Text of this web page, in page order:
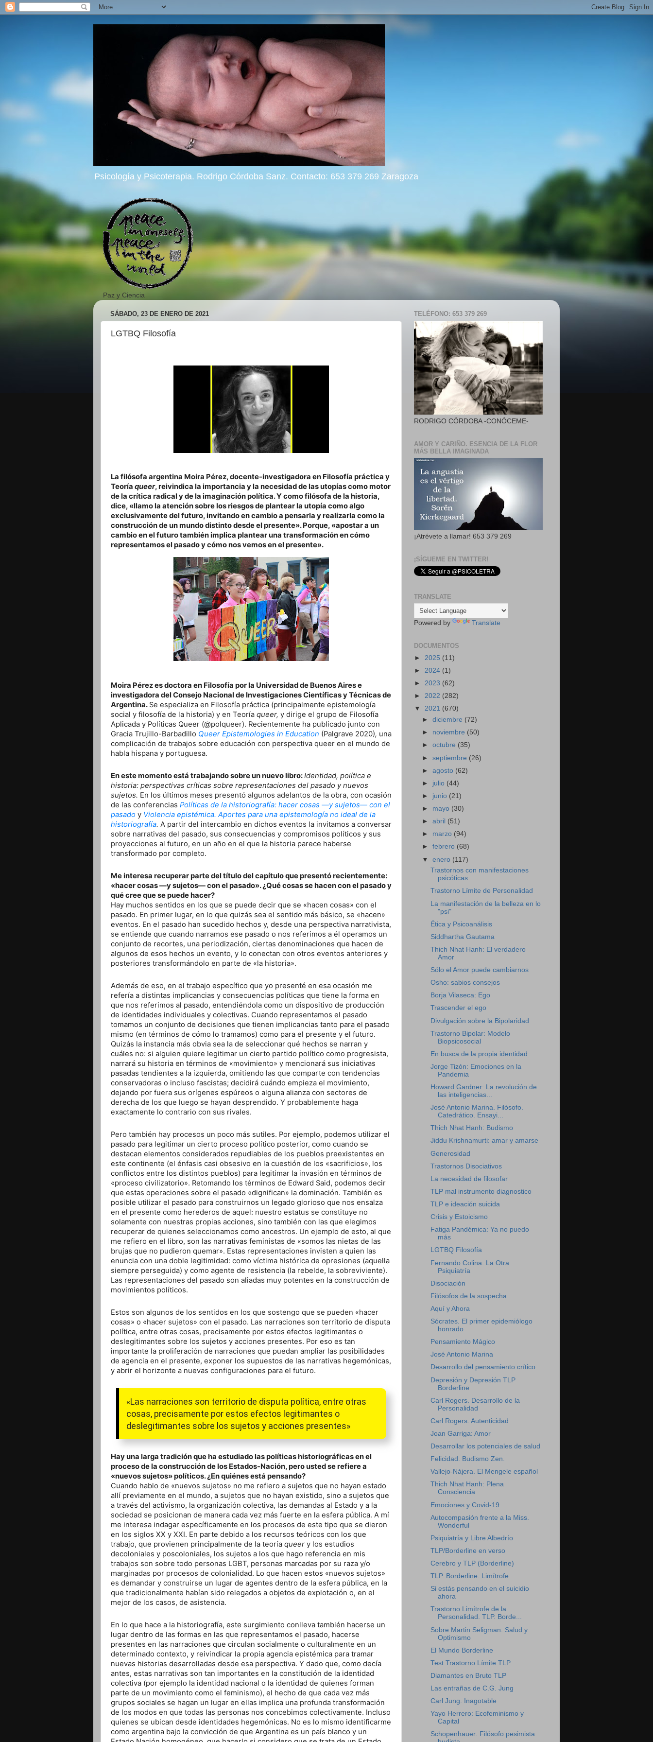
Psicología y Psicoterapia. Rodrigo Córdoba Sanz. Contacto: 653 379 269 Zaragoza
Paz y Ciencia
SÁBADO, 23 DE ENERO DE 2021
LGTBQ Filosofía
La filósofa argentina Moira Pérez, docente-investigadora en Filosofía práctica y
Teoría queer, reivindica la importancia y la necesidad de las utopías como motor
de la crítica radical y de la imaginación política. Y como filósofa de la historia,
dice, «llamo la atención sobre los riesgos de plantear la utopía como algo
exclusivamente del futuro, invitando en cambio a pensarla y realizarla como la
construcción de un mundo distinto desde el presente». Porque, «apostar a un
cambio en el futuro también implica plantear una transformación en cómo
representamos el pasado y cómo nos vemos en el presente».
Moira Pérez es doctora en Filosofía por la Universidad de Buenos Aires e
investigadora del Consejo Nacional de Investigaciones Científicas y Técnicas de
Argentina. Se especializa en Filosofía práctica (principalmente epistemología
social y filosofía de la historia) y en Teoría queer, y dirige el grupo de Filosofía
Aplicada y Políticas Queer (@polqueer). Recientemente ha publicado junto con
Gracia Trujillo-Barbadillo Queer Epistemologies in Education (Palgrave 2020), una
complicación de trabajos sobre educación con perspectiva queer en el mundo de
habla hispana y portuguesa.
En este momento está trabajando sobre un nuevo libro:Identidad, política e
historia: perspectivas críticas sobre representaciones del pasado y nuevos
sujetos. En los últimos meses presentó algunos adelantos de la obra, con ocasión
de las conferencias Políticas de la historiografía: hacer cosas —y sujetos— con el
pasado y Violencia epistémica. Aportes para una epistemología no ideal de la
historiografía. A partir del intercambio en dichos eventos la invitamos a conversar
sobre narrativas del pasado, sus consecuencias y compromisos políticos y sus
proyecciones al futuro, en un año en el que la historia parece haberse
transformado por completo.
Me interesa recuperar parte del título del capítulo que presentó recientemente:
«hacer cosas —y sujetos— con el pasado». ¿Qué cosas se hacen con el pasado y
qué cree que se puede hacer?
Hay muchos sentidos en los que se puede decir que se «hacen cosas» con el
pasado. En primer lugar, en lo que quizás sea el sentido más básico, se «hacen»
eventos. En el pasado han sucedido hechos y, desde una perspectiva narrativista,
se entiende que cuando narramos ese pasado o nos referimos a él operamos un
conjunto de recortes, una periodización, ciertas denominaciones que hacen de
algunos de esos hechos un evento, y lo conectan con otros eventos anteriores y
posteriores transformándolo en parte de «la historia».
Además de eso, en el trabajo específico que yo presenté en esa ocasión me
refería a distintas implicancias y consecuencias políticas que tiene la forma en
que nos referimos al pasado, entendiéndola como un dispositivo de producción
de identidades individuales y colectivas. Cuando representamos el pasado
tomamos un conjunto de decisiones que tienen implicancias tanto para el pasado
mismo (en términos de cómo lo tramamos) como para el presente y el futuro.
Quizás la instancia más obvia sea la de seleccionar qué hechos se narran y
cuáles no: si alguien quiere legitimar un cierto partido político como progresista,
narrará su historia en términos de «movimiento» y mencionará sus iniciativas
pasadas tendientes a la izquierda, omitiendo las que comparte con tendencias
conservadoras o incluso fascistas; decidirá cuándo empieza el movimiento,
dejando por fuera sus orígenes espúreos o alguna alianza con sectores de
derecha de los que luego se hayan desprendido. Y probablemente haga
exactamente lo contrario con sus rivales.
Pero también hay procesos un poco más sutiles. Por ejemplo, podemos utilizar el
pasado para legitimar un cierto proceso político posterior, como cuando se
destacan elementos considerados repudiables de los pueblos preexistentes en
este continente (el énfasis casi obsesivo en la cuestión de los «sacrificios», los
conflictos entre los distintos pueblos) para legitimar la invasión en términos de
«proceso civilizatorio». Retomando los términos de Edward Said, podemos decir
que estas operaciones sobre el pasado «dignifican» la dominación. También es
posible utilizar el pasado para construirnos un legado glorioso que nos ensalza
en el presente como herederos de aquel: nuestro estatus se constituye no
solamente con nuestras propias acciones, sino también con las que elegimos
recuperar de quienes seleccionamos como ancestros. Un ejemplo de esto, al que
me refiero en el libro, son las narrativas feministas de «somos las nietas de las
brujas que no pudieron quemar». Estas representaciones invisten a quien las
enuncia con una doble legitimidad: como víctima histórica de opresiones (aquella
siempre perseguida) y como agente de resistencia (la rebelde, la sobreviviente).
Las representaciones del pasado son aliadas muy potentes en la construcción de
movimientos políticos.
Estos son algunos de los sentidos en los que sostengo que se pueden «hacer
cosas» o «hacer sujetos» con el pasado. Las narraciones son territorio de disputa
política, entre otras cosas, precisamente por estos efectos legitimantes o
deslegitimantes sobre los sujetos y acciones presentes. Por eso es tan
importante la proliferación de narraciones que puedan ampliar las posibilidades
de agencia en el presente, exponer los supuestos de las narrativas hegemónicas,
y abrir el horizonte a nuevas configuraciones para el futuro.
«Las narraciones son territorio de disputa política, entre otras
cosas, precisamente por estos efectos legitimantes o
deslegitimantes sobre los sujetos y acciones presentes»
Hay una larga tradición que ha estudiado las políticas historiográficas en el
proceso de la construcción de los Estados-Nación, pero usted se refiere a
«nuevos sujetos» políticos. ¿En quiénes está pensando?
Cuando hablo de «nuevos sujetos» no me refiero a sujetos que no hayan estado
allí previamente en el mundo, a sujetos que no hayan existido, sino a sujetos que
a través del activismo, la organización colectiva, las demandas al Estado y a la
sociedad se posicionan de manera cada vez más fuerte en la esfera pública. A mí
me interesa indagar específicamente en los procesos de este tipo que se dieron
en los siglos XX y XXI. En parte debido a los recursos teóricos con los que
trabajo, que provienen principalmente de la teoría queer y los estudios
decoloniales y poscoloniales, los sujetos a los que hago referencia en mis
trabajos son sobre todo personas LGBT, personas marcadas por su raza y/o
marginadas por procesos de colonialidad. Lo que hacen estos «nuevos sujetos»
es demandar y construirse un lugar de agentes dentro de la esfera pública, en la
que tradicionalmente habían sido relegados a objetos de explotación o, en el
mejor de los casos, de asistencia.
En lo que hace a la historiografía, este surgimiento conlleva también hacerse un
lugar dentro de las formas en las que representamos el pasado, hacerse
presentes en las narraciones que circulan socialmente o culturalmente en un
determinado contexto, y reivindicar la propia agencia epistémica para tramar
nuevas historias desarrolladas desde esa perspectiva. Y dado que, como decía
antes, estas narrativas son tan importantes en la constitución de la identidad
colectiva (por ejemplo la identidad nacional o la identidad de quienes forman
parte de un movimiento como el feminismo), el hecho de que cada vez más
grupos sociales se hagan un lugar en ellas implica una profunda transformación
de los modos en que todas las personas nos concebimos colectivamente. Incluso
quienes se ubican desde identidades hegemónicas. No es lo mismo identificarme
como argentina bajo la convicción de que Argentina es un país blanco y un
TELÉFONO: 653 379 269
RODRIGO CÓRDOBA -CONÓCEME-
AMOR Y CARIÑO. ESENCIA DE LA FLOR
MÁS BELLA IMAGINADA
¡Atrévete a llamar! 653 379 269
¡SÍGUEME EN TWITTER!
TRANSLATE
Powered by Translate
DOCUMENTOS
► 2025 (11)
► 2024 (1)
► 2023 (62)
► 2022 (282)
▼ 2021 (670)
►diciembre (72)
► noviembre (50)
►octubre (35)
►septiembre (26)
►agosto (62)
► julio (44)
► junio (21)
► mayo (30)
►abril (51)
► marzo (94)
►febrero (68)
▼enero (117)
Trastornos con manifestaciones
psicóticas
Trastorno Límite de Personalidad
La manifestación de la belleza en lo
"psi"
Ética y Psicoanálisis
Siddhartha Gautama
Thich Nhat Hanh: El verdadero
Amor
Sólo el Amor puede cambiarnos
Osho: sabios consejos
Borja Vilaseca: Ego
Trascender el ego
Divulgación sobre la Bipolaridad
Trastorno Bipolar: Modelo
Biopsicosocial
En busca de la propia identidad
Jorge Tizón: Emociones en la
Pandemia
Howard Gardner: La revolución de
las inteligencias...
José Antonio Marina. Filósofo.
Catedrático. Ensayi...
Thich Nhat Hanh: Budismo
Jiddu Krishnamurti: amar y amarse
Generosidad
Trastornos Disociativos
La necesidad de filosofar
TLP mal instrumento diagnostico
TLP e ideación suicida
Crisis y Estoicismo
Fatiga Pandémica: Ya no puedo
más
LGTBQ Filosofía
Fernando Colina: La Otra
Psiquiatría
Disociación
Filósofos de la sospecha
Aquí y Ahora
Sócrates. El primer epidemiólogo
honrado
Pensamiento Mágico
José Antonio Marina
Desarrollo del pensamiento crítico
Depresión y Depresión TLP
Borderline
Carl Rogers. Desarrollo de la
Personalidad
Carl Rogers. Autenticidad
Joan Garriga: Amor
Desarrollar los potenciales de salud
Felicidad. Budismo Zen.
Vallejo-Nájera. El Mengele español
Thich Nhat Hanh: Plena
Consciencia
Emociones y Covid-19
Autocompasión frente a la Miss.
Wonderful
Psiquiatría y Libre Albedrío
TLP/Borderline en verso
Cerebro y TLP (Borderline)
TLP. Borderline. Limítrofe
Si estás pensando en el suicidio
ahora
Trastorno Limítrofe de la
Personalidad. TLP. Borde...
Sobre Martin Seligman. Salud y
Optimismo
El Mundo Borderline
Test Trastorno Límite TLP
Diamantes en Bruto TLP
Las entrañas de C.G. Jung
Carl Jung. Inagotable
Yayo Herrero: Ecofeminismo y
Capital
Schopenhauer: Filósofo pesimista